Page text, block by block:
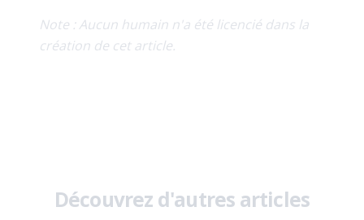
Note : Aucun humain n'a été licencié dans la
création de cet article.
Découvrez d'autres articles